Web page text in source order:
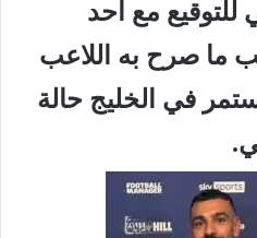
للتوقيع مع أحد
ما صرح به اللاعب
في الخليج حالة